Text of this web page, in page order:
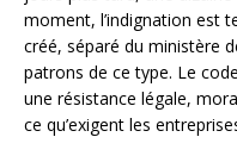
moment, l’indignation est
créé, séparé du ministère
patrons de ce type. Le
une résistance légale,
ce qu’exigent les